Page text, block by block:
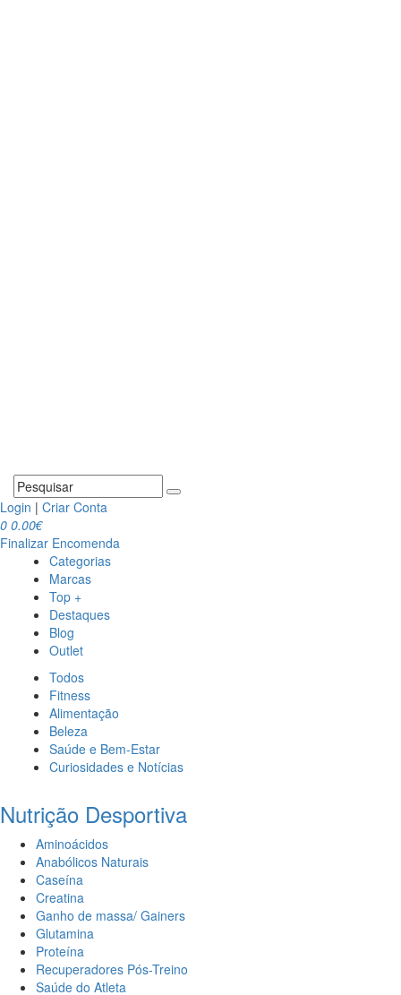
Login | Criar Conta
0 0.00€
Finalizar Encomenda
Categorias
Marcas
Top +
Destaques
Blog
Outlet
Todos
Fitness
Alimentação
Beleza
Saúde e Bem-Estar
Curiosidades e Notícias
Nutrição Desportiva
Aminoácidos
Anabólicos Naturais
Caseína
Creatina
Ganho de massa/ Gainers
Glutamina
Proteína
Recuperadores Pós-Treino
Saúde do Atleta